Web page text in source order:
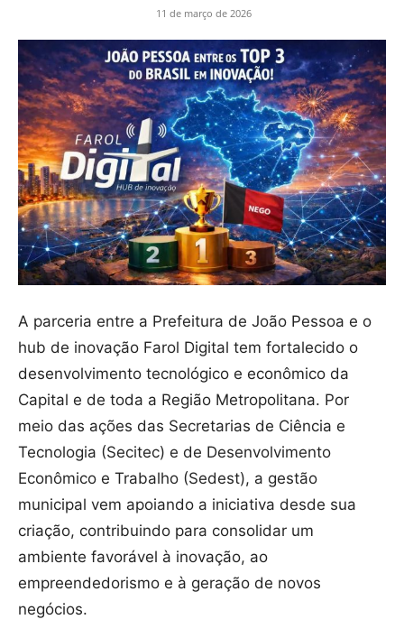
11 de março de 2026
A parceria entre a Prefeitura de João Pessoa e o
hub de inovação Farol Digital tem fortalecido o
desenvolvimento tecnológico e econômico da
Capital e de toda a Região Metropolitana. Por
meio das ações das Secretarias de Ciência e
Tecnologia (Secitec) e de Desenvolvimento
Econômico e Trabalho (Sedest), a gestão
municipal vem apoiando a iniciativa desde sua
criação, contribuindo para consolidar um
ambiente favorável à inovação, ao
empreendedorismo e à geração de novos
negócios.